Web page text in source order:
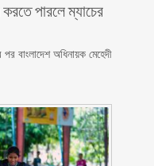
পারলে ম্যাচের
বাংলাদেশ অধিনায়ক মেহেদী